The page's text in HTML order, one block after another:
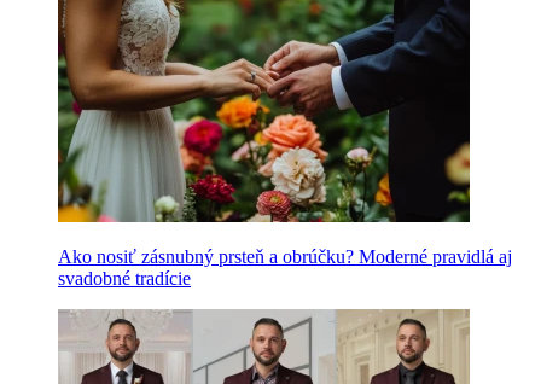
Ako nosiť zásnubný prsteň a obrúčku? Moderné pravidlá aj
svadobné tradície